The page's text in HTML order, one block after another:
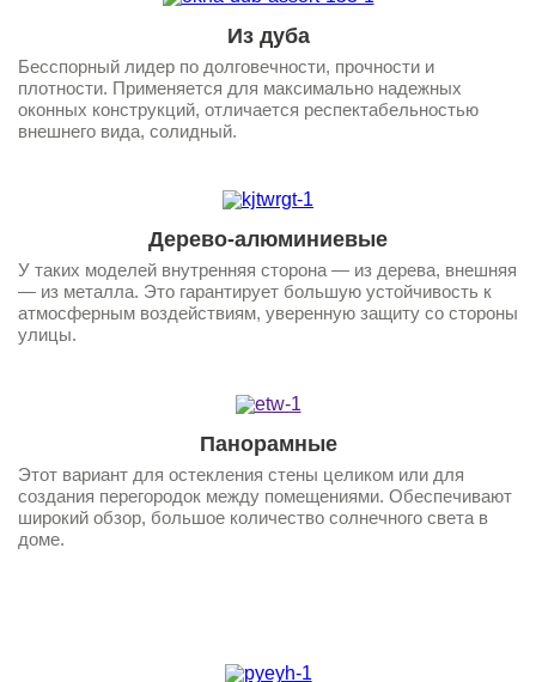
Из дуба
Бесспорный лидер по долговечности, прочности и
плотности. Применяется для максимально надежных
оконных конструкций, отличается респектабельностью
внешнего вида, солидный.
Дерево-алюминиевые
У таких моделей внутренняя сторона — из дерева, внешняя
— из металла. Это гарантирует большую устойчивость к
атмосферным воздействиям, уверенную защиту со стороны
улицы.
Панорамные
Этот вариант для остекления стены целиком или для
создания перегородок между помещениями. Обеспечивают
широкий обзор, большое количество солнечного света в
доме.